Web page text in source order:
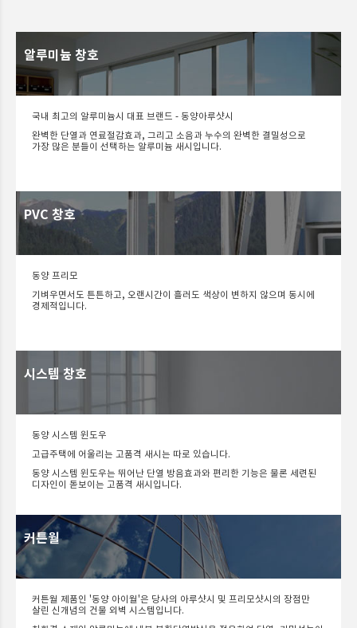
알루미늄 창호
국내 최고의 알루미늄시 대표 브랜드 - 동양아루샷시
완벽한 단열과 연료절감효과, 그리고 소음과 누수의 완벽한 결밀성으로
가장 많은 분들이 선택하는 알루미늄 새시입니다.
PVC 창호
동양 프리모
기벼우면서도 튼튼하고, 오랜시간이 흘러도 색상이 변하지 않으며 동시에
경제적입니다.
시스템 창호
동양 시스템 윈도우
고급주택에 어울리는 고품격 새시는 따로 있습니다.
동양 시스템 윈도우는 뛰어난 단열 방음효과와 편리한 기능은 물론 세련된
디자인이 돋보이는 고품격 새시입니다.
커튼월
커튼월 제품인 '동양 아이월'은 당사의 아루샷시 및 프리모샷시의 장점만
살린 신개념의 건물 외벽 시스템입니다.